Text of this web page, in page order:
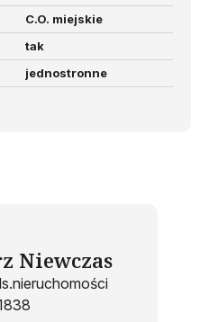
C.O. miejskie
tak
jednostronne
Niewczas